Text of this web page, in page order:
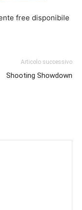
free disponibile
Articolo successivo
Shooting Showdown